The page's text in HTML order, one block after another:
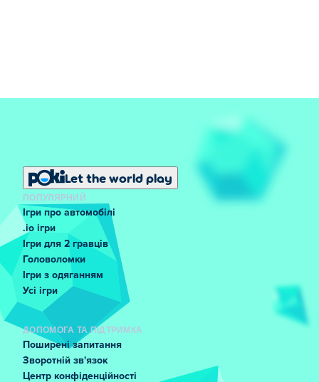
Let the world play
ПОПУЛЯРНИЙ
Ігри про автомобілі
.io ігри
Ігри для 2 гравців
Головоломки
Ігри з одяганням
Усі ігри
ДОПОМОГА ТА ПІДТРИМКА
Поширені запитання
Зворотній зв'язок
Центр конфіденційності